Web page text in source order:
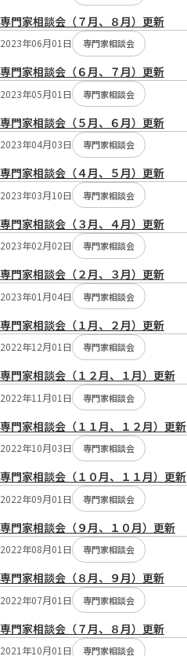
専門家相談会（７月、８月）更新
2023年06月01日 専門家相談会
専門家相談会（６月、７月）更新
2023年05月01日 専門家相談会
専門家相談会（５月、６月）更新
2023年04月03日 専門家相談会
専門家相談会（４月、５月）更新
2023年03月10日 専門家相談会
専門家相談会（３月、４月）更新
2023年02月02日 専門家相談会
専門家相談会（２月、３月）更新
2023年01月04日 専門家相談会
専門家相談会（１月、２月）更新
2022年12月01日 専門家相談会
専門家相談会（１２月、１月）更新
2022年11月01日 専門家相談会
専門家相談会（１１月、１２月）更新
2022年10月03日 専門家相談会
専門家相談会（１０月、１１月）更新
2022年09月01日 専門家相談会
専門家相談会（９月、１０月）更新
2022年08月01日 専門家相談会
専門家相談会（８月、９月）更新
2022年07月01日 専門家相談会
専門家相談会（７月、８月）更新
2021年10月01日 専門家相談会